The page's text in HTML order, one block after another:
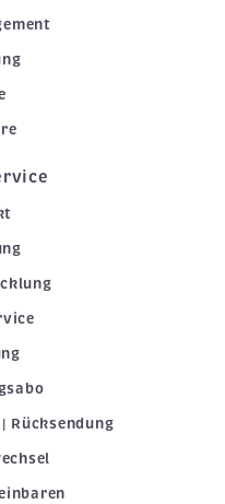
Rücksendung